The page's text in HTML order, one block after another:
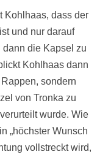
Kohlhaas, dass der
und nur darauf
die Kapsel zu
Kohlhaas dann
sondern
von Tronka zu
wurde. Wie
„höchster Wunsch
vollstreckt wird,